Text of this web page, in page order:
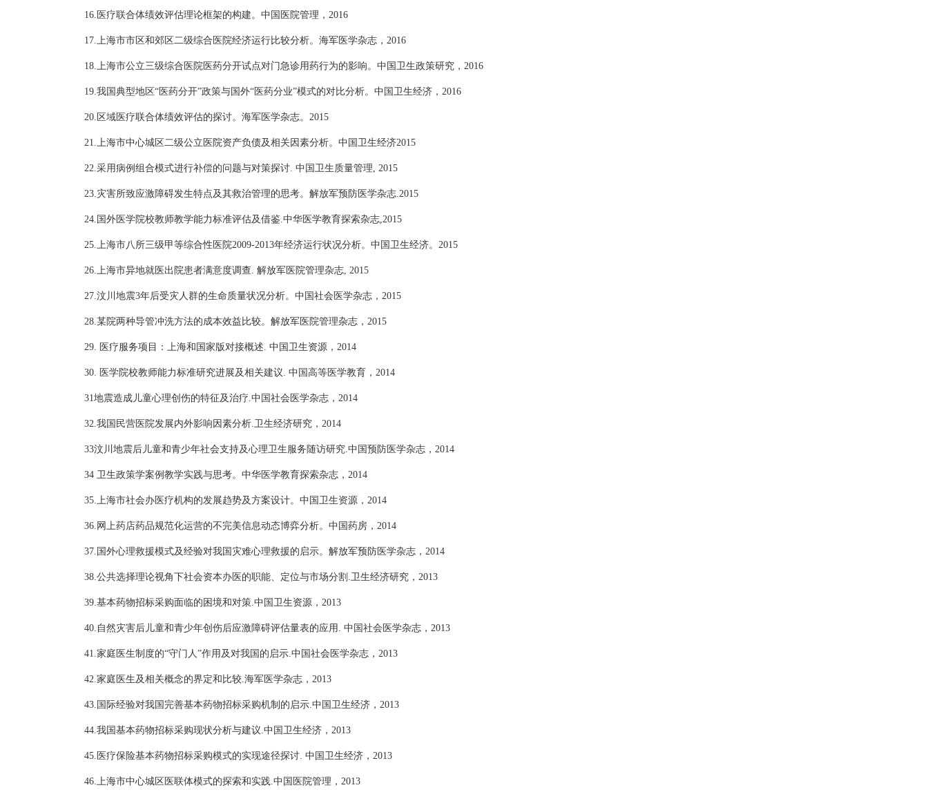
16 .医疗联合体绩效评估理论框架的构建。中国医院管理，2016
17 .上海市市区和郊区二级综合医院经济运行比较分析。海军医学杂志，2016
18 .上海市公立三级综合医院医药分开试点对门急诊用药行为的影响。中国卫生政策研究，2016
19.我国典型地区“医药分开”政策与国外“医药分业”模式的对比分析。中国卫生经济，2016
20 .区域医疗联合体绩效评估的探讨。海军医学杂志。2015
21 .上海市中心城区二级公立医院资产负债及相关因素分析。中国卫生经济2015
22 .采用病例组合模式进行补偿的问题与对策探讨. 中国卫生质量管理, 2015
23 .灾害所致应激障碍发生特点及其救治管理的思考。解放军预防医学杂志.2015
24 .国外医学院校教师教学能力标准评估及借鉴.中华医学教育探索杂志,2015
25.上海市八所三级甲等综合性医院2009-2013年经济运行状况分析。中国卫生经济。2015
26 .上海市异地就医出院患者满意度调查. 解放军医院管理杂志, 2015
27 .汶川地震3年后受灾人群的生命质量状况分析。中国社会医学杂志，2015
28.某院两种导管冲洗方法的成本效益比较。解放军医院管理杂志，2015
29. 医疗服务项目：上海和国家版对接概述. 中国卫生资源，2014
30 . 医学院校教师能力标准研究进展及相关建议. 中国高等医学教育，2014
31地震造成儿童心理创伤的特征及治疗 .中国社会医学杂志，2014
32 .我国民营医院发展内外影响因素分析.卫生经济研究，2014
33汶川地震后儿童和青少年社会支持及心理卫生服务随访研究 .中国预防医学杂志，2014
34 卫生政策学案例教学实践与思考。中华医学教育探索杂志，2014
35.上海市社会办医疗机构的发展趋势及方案设计。中国卫生资源，2014
36.网上药店药品规范化运营的不完美信息动态博弈分析。中国药房，2014
37 .国外心理救援模式及经验对我国灾难心理救援的启示。解放军预防医学杂志，2014
38.公共选择理论视角下社会资本办医的职能、定位与市场分割.卫生经济研究，2013
39.基本药物招标采购面临的困境和对策.中国卫生资源，2013
40 .自然灾害后儿童和青少年创伤后应激障碍评估量表的应用. 中国社会医学杂志，2013
41 .家庭医生制度的“守门人”作用及对我国的启示.中国社会医学杂志，2013
42 .家庭医生及相关概念的界定和比较.海军医学杂志，2013
43 .国际经验对我国完善基本药物招标采购机制的启示.中国卫生经济，2013
44.我国基本药物招标采购现状分析与建议.中国卫生经济，2013
45.医疗保险基本药物招标采购模式的实现途径探讨. 中国卫生经济，2013
46.上海市中心城区医联体模式的探索和实践.中国医院管理，2013